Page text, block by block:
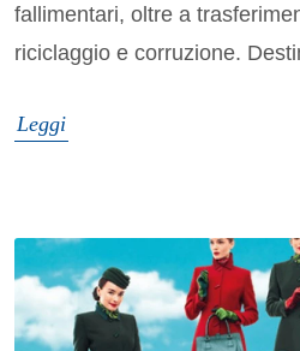
fallimentari, oltre a
riciclaggio e corruzione.
Leggi